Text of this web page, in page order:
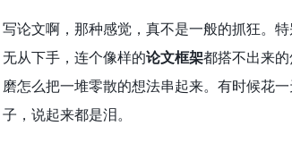
写论文啊，那种感觉，真不是一般的抓狂。
无从下手，连个像样的论文框架都搭不出来
磨怎么把一堆零散的想法串起来。有时候花
子，说起来都是泪。